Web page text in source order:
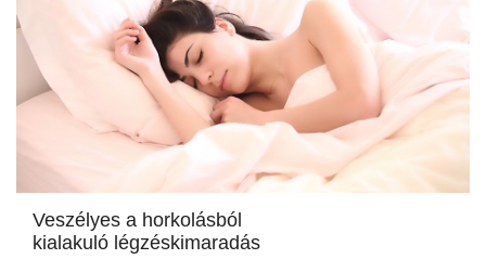
Veszélyes a horkolásból
kialakuló légzéskimaradás